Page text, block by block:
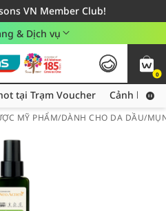
VN Member Club!
cho đơn hàng từ 249,000Đ
dụng khu vực TP. Hồ Chí Minh
& Dịch vụ
0
Thu thập thêm voucher hot tại Trạm Voucher
tại Trạm Voucher Cảnh báo
MỸ PHẨM/DÀNH CHO DA DẦU/